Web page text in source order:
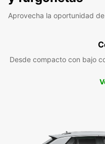
Aprovecha la oportunidad
Desde compacto con bajo